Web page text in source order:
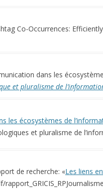
Co-Occurrences:
dans les
et pluralisme de
les écosystèmes de
et pluralisme de
de recherche: «Les liens